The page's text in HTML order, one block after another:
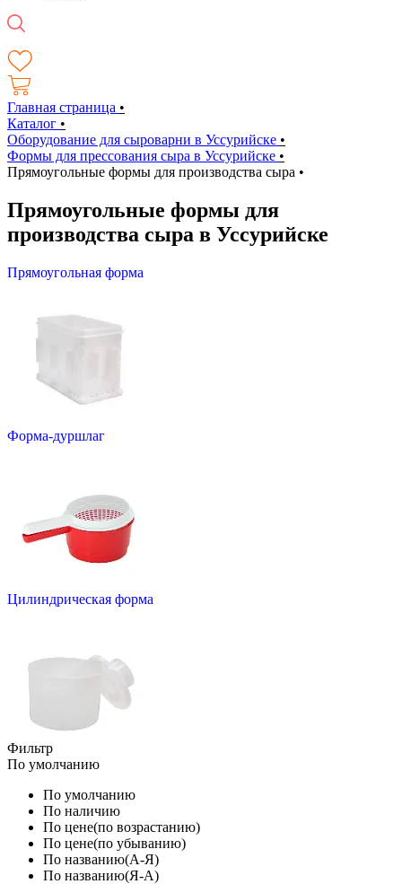
Главная страница •
Каталог •
Оборудование для сыроварни в Уссурийске •
Формы для прессования сыра в Уссурийске •
Прямоугольные формы для производства сыра •
Прямоугольные формы для
производства сыра в Уссурийске
Прямоугольная форма
Форма-дуршлаг
Цилиндрическая форма
Фильтр
По умолчанию
По умолчанию
По наличию
По цене(по возрастанию)
По цене(по убыванию)
По названию(А-Я)
По названию(Я-А)